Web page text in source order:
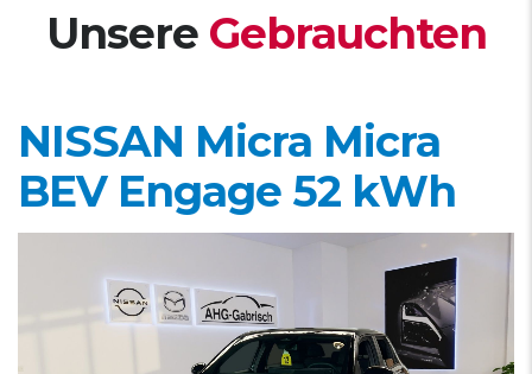
Unsere Gebrauchten
NISSAN Micra Micra
BEV Engage 52 kWh